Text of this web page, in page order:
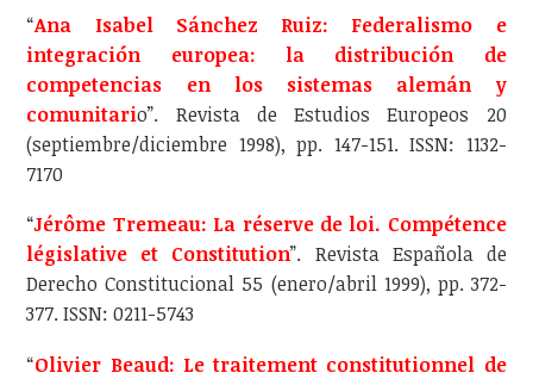
“Ana Isabel Sánchez Ruiz: Federalismo e
integración europea: la distribución de
competencias en los sistemas alemán y
comunitario”. Revista de Estudios Europeos 20
(septiembre/diciembre 1998), pp. 147-151. ISSN: 1132-
7170
“Jérôme Tremeau: La réserve de loi. Compétence
législative et Constitution”. Revista Española de
Derecho Constitucional 55 (enero/abril 1999), pp. 372-
377. ISSN: 0211-5743
“Olivier Beaud: Le traitement constitutionnel de